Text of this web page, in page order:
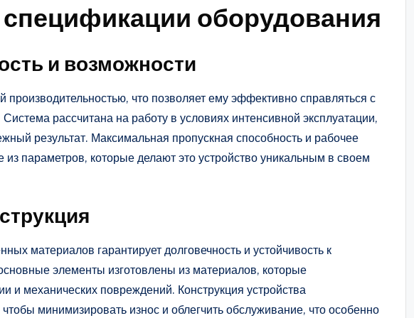
оборудования
и возможности
производительностью, что позволяет ему эффективно справляться с
рассчитана на работу в условиях интенсивной эксплуатации,
результат. Максимальная пропускная способность и рабочее
параметров, которые делают это устройство уникальным в своем
материалов гарантирует долговечность и устойчивость к
элементы изготовлены из материалов, которые
и механических повреждений. Конструкция устройства
минимизировать износ и облегчить обслуживание, что особенно